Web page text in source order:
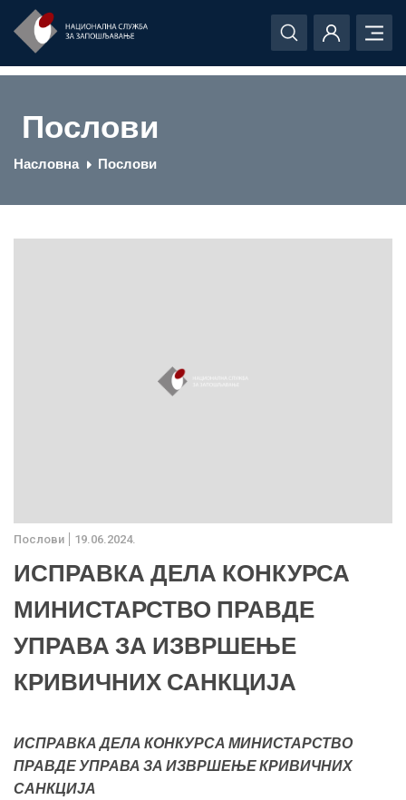
Послови
Насловна Послови
Послови 19.06.2024.
ИСПРАВКА ДЕЛА КОНКУРСА
МИНИСТАРСТВО ПРАВДЕ
УПРАВА ЗА ИЗВРШЕЊЕ
КРИВИЧНИХ САНКЦИЈА
ИСПРАВКА ДЕЛА КОНКУРСА МИНИСТАРСТВО
ПРАВДЕ УПРАВА ЗА ИЗВРШЕЊЕ КРИВИЧНИХ
САНКЦИЈА